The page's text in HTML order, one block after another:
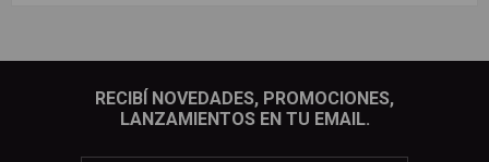
RECIBÍ NOVEDADES, PROMOCIONES,
LANZAMIENTOS EN TU EMAIL.